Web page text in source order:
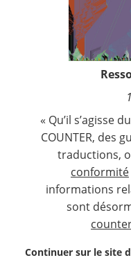
Nous suivre
« Qu’il s’agisse
COUNTER, des
traductions,
conformité
informations
sont
Continuer sur le site